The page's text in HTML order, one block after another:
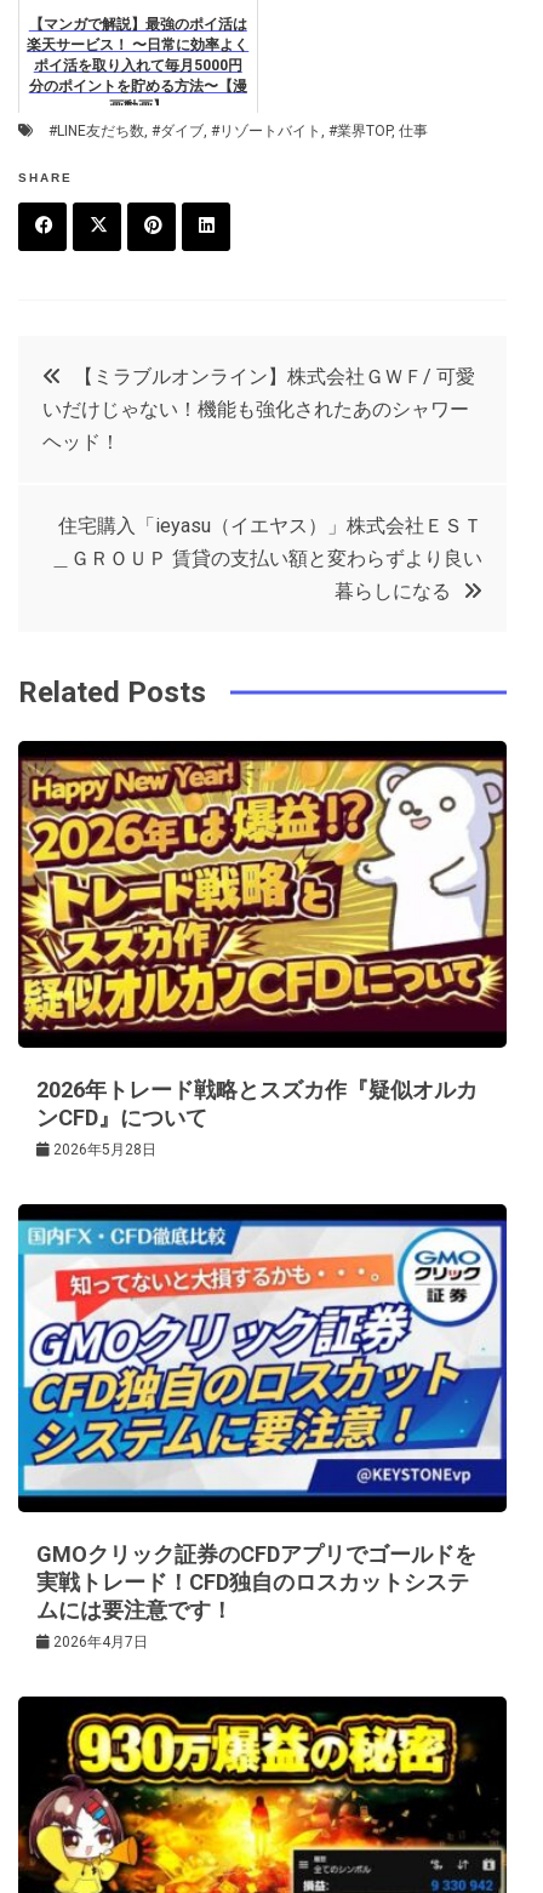
【マンガで解説】最強のポイ活は
楽天サービス！ 〜日常に効率よく
ポイ活を取り入れて毎月5000円
分のポイントを貯める方法〜【漫
画動画】
#LINE友だち数, #ダイブ, #リゾートバイト , #業界TOP, 仕事
SHARE
t
e
e
s
e
投
稿
ビ
ー
シ
ョ
ン
【ミラブルオンライン】株式会社ＧＷＦ/ 可愛
いだけじゃない！機能も強化されたあのシャワー
ヘッド！
住宅購入「ieyasu（イエヤス）」株式会社ＥＳＴ
＿ＧＲＯＵＰ 賃貸の支払い額と変わらずより良い
暮らしになる
Related Posts
2026年トレード戦略とスズカ作『疑似オルカ
ンCFD』について
2026年5月28日
GMOクリック証券のCFDアプリでゴールドを
実戦トレード！CFD独自のロスカットシステ
ムには要注意です！
2026年4月7日